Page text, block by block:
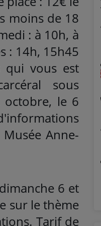
moins de 18
: à 10h, à
: 14h, 15h45
qui vous est
sous
octobre, le 6
Anne-
6 et
sur le thème
Tarif de